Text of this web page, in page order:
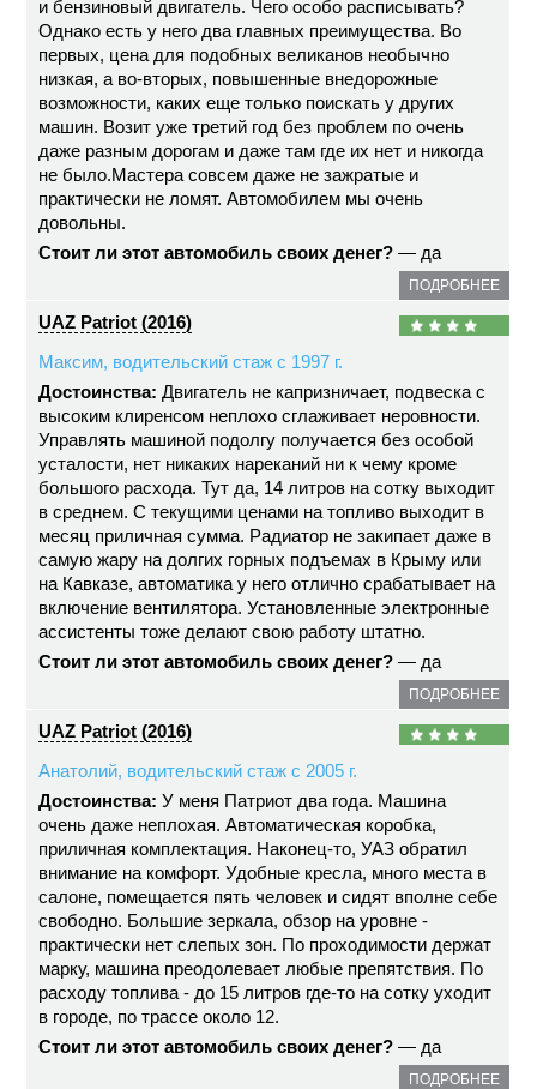
и бензиновый двигатель. Чего особо расписывать?
Однако есть у него два главных преимущества. Во
первых, цена для подобных великанов необычно
низкая, а во-вторых, повышенные внедорожные
возможности, каких еще только поискать у других
машин. Возит уже третий год без проблем по очень
даже разным дорогам и даже там где их нет и никогда
не было.Мастера совсем даже не зажратые и
практически не ломят. Автомобилем мы очень
довольны.
Стоит ли этот автомобиль своих денег? — да
ПОДРОБНЕЕ
UAZ Patriot (2016)
Максим, водительский стаж с 1997 г.
Достоинства: Двигатель не капризничает, подвеска с
высоким клиренсом неплохо сглаживает неровности.
Управлять машиной подолгу получается без особой
усталости, нет никаких нареканий ни к чему кроме
большого расхода. Тут да, 14 литров на сотку выходит
в среднем. С текущими ценами на топливо выходит в
месяц приличная сумма. Радиатор не закипает даже в
самую жару на долгих горных подъемах в Крыму или
на Кавказе, автоматика у него отлично срабатывает на
включение вентилятора. Установленные электронные
ассистенты тоже делают свою работу штатно.
Стоит ли этот автомобиль своих денег? — да
ПОДРОБНЕЕ
UAZ Patriot (2016)
Анатолий, водительский стаж с 2005 г.
Достоинства: У меня Патриот два года. Машина
очень даже неплохая. Автоматическая коробка,
приличная комплектация. Наконец-то, УАЗ обратил
внимание на комфорт. Удобные кресла, много места в
салоне, помещается пять человек и сидят вполне себе
свободно. Большие зеркала, обзор на уровне -
практически нет слепых зон. По проходимости держат
марку, машина преодолевает любые препятствия. По
расходу топлива - до 15 литров где-то на сотку уходит
в городе, по трассе около 12.
Стоит ли этот автомобиль своих денег? — да
ПОДРОБНЕЕ